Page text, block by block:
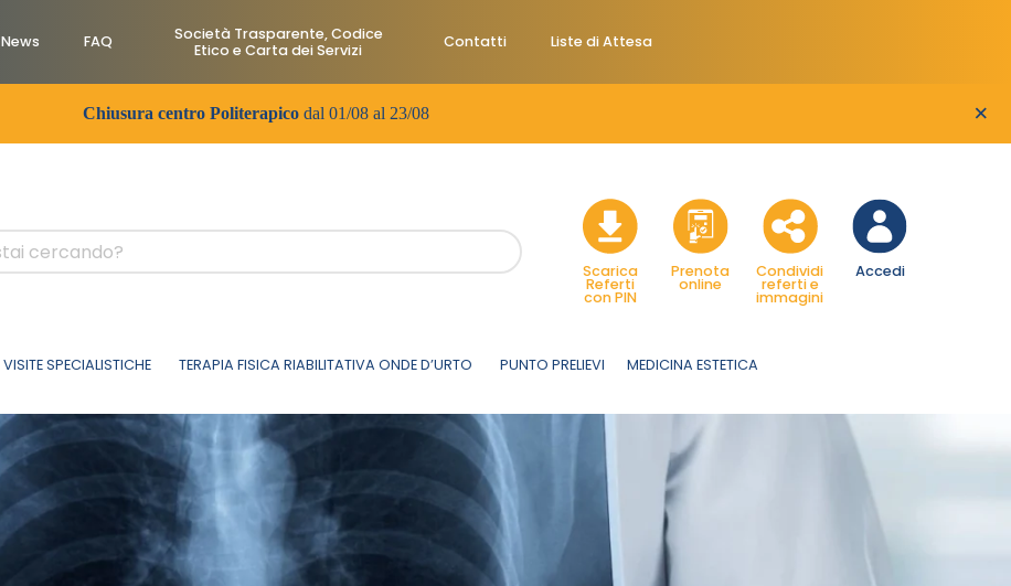
News FAQ
Società Trasparente, Codice
Etico e Carta dei Servizi
Contatti Liste di Attesa
Chiusura centro Politerapicodal 01/08 al 23/08 ×
Scarica
Referti
con PIN
Prenota
online
Condividi
referti e
immagini
Accedi
VISITE SPECIALISTICHE TERAPIA FISICA RIABILITATIVA ONDE D’URTO PUNTO PRELIEVI MEDICINA ESTETICA